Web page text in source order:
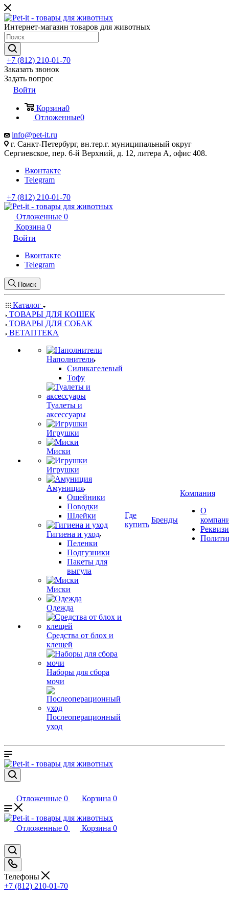
Интернет-магазин товаров для животных
+7 (812) 210-01-70
Заказать звонок
Задать вопрос
Войти
Корзина0
Отложенные0
info@pet-it.ru
г. Санкт-Петербург, вн.тер.г. муниципальный округ
Сергиевское, пер. 6-й Верхний, д. 12, литера А, офис 408.
Вконтакте
Telegram
+7 (812) 210-01-70
Отложенные 0
Корзина 0
Войти
Вконтакте
Telegram
Поиск
Каталог
ТОВАРЫ ДЛЯ КОШЕК
ТОВАРЫ ДЛЯ СОБАК
ВЕТАПТЕКА
Наполнители
Силикагелевый
Тофу
Туалеты и
аксессуары
Игрушки
Миски
Игрушки
Амуниция
Ошейники
Поводки
Шлейки
Гигиена и уход
Пеленки
Подгузники
Пакеты для
выгула
Миски
Одежда
Средства от блох и
клещей
Наборы для сбора
мочи
Послеоперационный
уход
Где
купить
Бренды
Компания
О
Отложенные 0 Корзина 0
Отложенные 0 Корзина 0
Телефоны
+7 (812) 210-01-70